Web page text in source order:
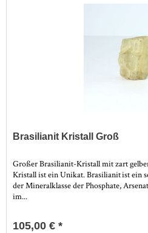
Brasilianit Kristall Groß
Großer Brasilianit-Kristall mit zart
Kristall ist ein Unikat. Brasilianit ist ein
der Mineralklasse der Phosphate,
im...
105,00 € *